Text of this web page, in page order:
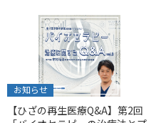
お知らせ
【ひざの再生医療Q&A】第2回